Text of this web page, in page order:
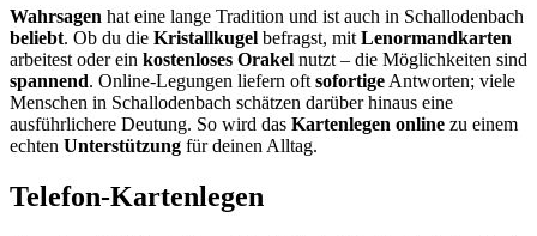
Wahrsagen hat eine lange Tradition und ist auch in Schallodenbach
beliebt. Ob du die Kristallkugel befragst, mit Lenormandkarten
arbeitest oder ein kostenloses Orakel nutzt – die Möglichkeiten sind
spannend. Online-Legungen liefern oft sofortige Antworten; viele
Menschen in Schallodenbach schätzen darüber hinaus eine
ausführlichere Deutung. So wird das Kartenlegen online zu einem
echten Unterstützung für deinen Alltag.
Telefon-Kartenlegen